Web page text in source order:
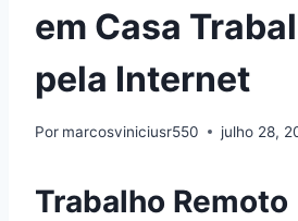
em Casa
pela Internet
Por marcosviniciusr550 julho 28,
Trabalho Remoto